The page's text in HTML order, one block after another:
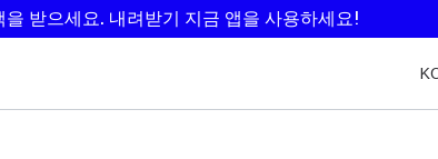
을 받으세요. 내려받기 지금 앱을 사용하세요!